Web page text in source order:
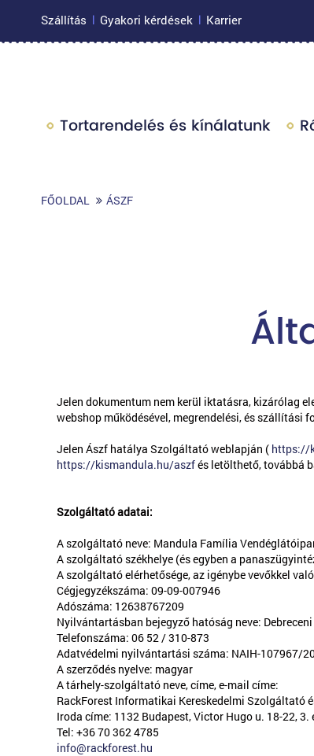
Szállítás | Gyakori kérdések | Karrier
Tortarendelés és kínálatunk
FŐOLDAL ÁSZF
Jelen dokumentum nem kerül iktatásra, kizárólag
webshop működésével, megrendelési, és szállítási
Jelen Ászf hatálya Szolgáltató weblapján ( https://
https://kismandula.hu/aszfés letölthető, továbbá
Szolgáltató adatai:
A szolgáltató neve: Mandula Família
A szolgáltató székhelye (és egyben a
A szolgáltató elérhetősége, az igénybe vevőkkel
Cégjegyzékszáma: 09-09-007946
Adószáma: 12638767209
Nyilvántartásban bejegyző hatóság neve:
Telefonszáma: 06 52 / 310-873
Adatvédelmi nyilvántartási száma: NAIH-107967/
A szerződés nyelve: magyar
A tárhely-szolgáltató neve, címe, e-mail címe:
RackForest Informatikai Kereskedelmi Szolgáltató
Iroda címe: 1132 Budapest, Victor Hugo u. 18-22, 3.
Tel: +36 70 362 4785
info@rackforest.hu